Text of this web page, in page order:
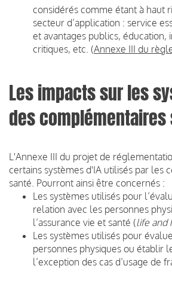
considérés comme étant à haut
secteur d’application : service
et avantages publics, éducation,
critiques, etc. (Annexe III du
Les impacts sur les
des complémentaires
L'Annexe III du projet de
certains systèmes d'IA utilisés par les
santé. Pourront ainsi être concernés :
Les systèmes utilisés pour
relation avec les personnes
l’assurance vie et santé (life and
Les systèmes utilisés pour
personnes physiques ou établir
l’exception des cas d’usage de